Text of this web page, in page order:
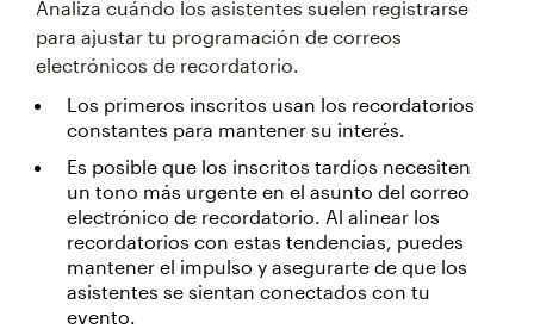
Analiza cuándo los asistentes suelen registrarse
para ajustar tu programación de correos
electrónicos de recordatorio.
Los primeros inscritos usan los recordatorios
constantes para mantener su interés.
Es posible que los inscritos tardíos necesiten
un tono más urgente en el asunto del correo
electrónico de recordatorio. Al alinear los
recordatorios con estas tendencias, puedes
mantener el impulso y asegurarte de que los
asistentes se sientan conectados con tu
evento.